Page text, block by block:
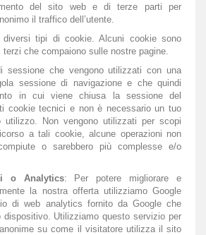
del sito web e di terze parti per
il traffico dell’utente.
tipi di cookie. Alcuni cookie sono
che compaiono sulle nostre pagine.
sessione che vengono utilizzati con una
sessione di navigazione e che quindi
in cui viene chiusa la sessione del
cookie tecnici e non è necessario un tuo
utilizzo. Non vengono utilizzati per scopi
a tali cookie, alcune operazioni non
o sarebbero più complesse e/o
o Analytics: Per potere migliorare e
la nostra offerta utilizziamo Google
di web analytics fornito da Google che
Utilizziamo questo servizio per
su come il visitatore utilizza il sito